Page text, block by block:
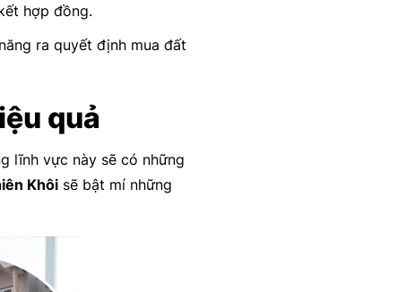
hợp đồng.
ra quyết định mua đất
quả
lĩnh vực này sẽ có những
Khôi sẽ bật mí những